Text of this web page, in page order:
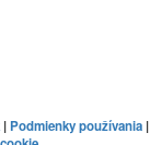
|Podmienky používania |